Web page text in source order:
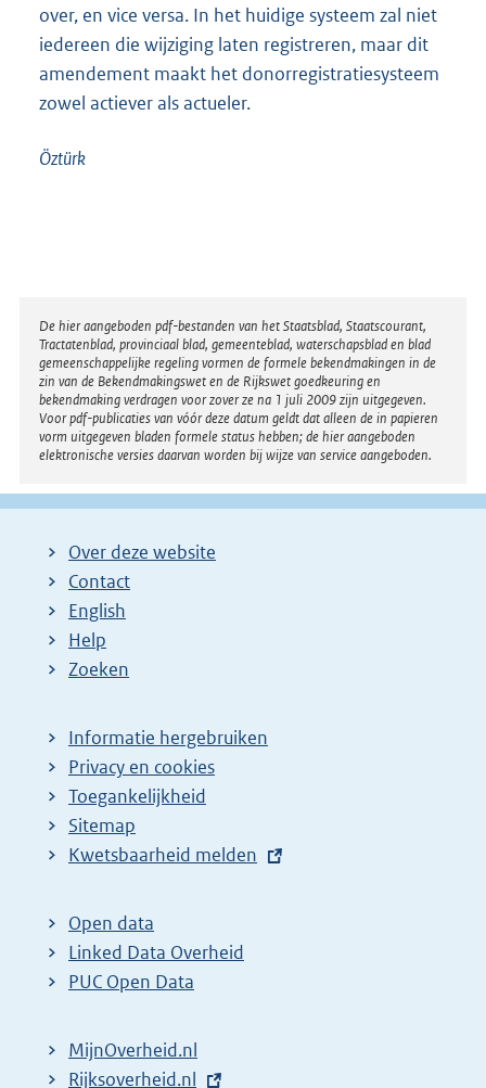
over, en vice versa. In het huidige systeem zal niet
iedereen die wijziging laten registreren, maar dit
amendement maakt het donorregistratiesysteem
zowel actiever als actueler.
Öztürk
Disclaimer
De hier aangeboden pdf-bestanden van het Staatsblad, Staatscourant,
Tractatenblad, provinciaal blad, gemeenteblad, waterschapsblad en blad
gemeenschappelijke regeling vormen de formele bekendmakingen in de
zin van de Bekendmakingswet en de Rijkswet goedkeuring en
bekendmaking verdragen voor zover ze na 1 juli 2009 zijn uitgegeven.
Voor pdf-publicaties van vóór deze datum geldt dat alleen de in papieren
vorm uitgegeven bladen formele status hebben; de hier aangeboden
elektronische versies daarvan worden bij wijze van service aangeboden.
Over deze website
Contact
English
Help
Zoeken
Informatie hergebruiken
Privacy en cookies
Toegankelijkheid
Sitemap
E
t
e
r
l
Kwetsbaarheid melden
Open data
Linked Data Overheid
PUC Open Data
MijnOverheid.nl
E
Rijksoverheid.nl